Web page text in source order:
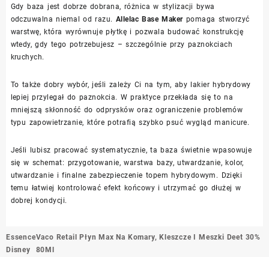
Gdy baza jest dobrze dobrana, różnica w stylizacji bywa
odczuwalna niemal od razu. Allelac Base Makerpomaga stworzyć
warstwę, która wyrównuje płytkę i pozwala budować konstrukcję
wtedy, gdy tego potrzebujesz – szczególnie przy paznokciach
kruchych.
To także dobry wybór, jeśli zależy Ci na tym, aby lakier hybrydowy
lepiej przylegał do paznokcia. W praktyce przekłada się to na
mniejszą skłonność do odprysków oraz ograniczenie problemów
typu zapowietrzanie, które potrafią szybko psuć wygląd manicure.
Jeśli lubisz pracować systematycznie, ta baza świetnie wpasowuje
się w schemat: przygotowanie, warstwa bazy, utwardzanie, kolor,
utwardzanie i finalne zabezpieczenie topem hybrydowym. Dzięki
temu łatwiej kontrolować efekt końcowy i utrzymać go dłużej w
dobrej kondycji.
Nawigacja
wpisu
Essence
Disney
Vaco Retail Płyn Max Na Komary, Kleszcze I Meszki Deet 30%
80Ml